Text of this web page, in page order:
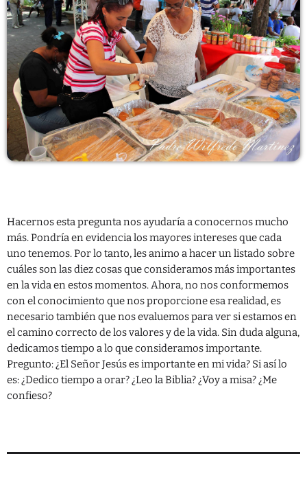
CONTACTO
Hacernos esta pregunta nos ayudaría a conocernos mucho
más. Pondría en evidencia los mayores intereses que cada
uno tenemos. Por lo tanto, les animo a hacer un listado sobre
cuáles son las diez cosas que consideramos más importantes
en la vida en estos momentos. Ahora, no nos conformemos
con el conocimiento que nos proporcione esa realidad, es
necesario también que nos evaluemos para ver si estamos en
el camino correcto de los valores y de la vida. Sin duda alguna,
dedicamos tiempo a lo que consideramos importante.
Pregunto: ¿El Señor Jesús es importante en mi vida? Si así lo
es: ¿Dedico tiempo a orar? ¿Leo la Biblia? ¿Voy a misa? ¿Me
confieso?